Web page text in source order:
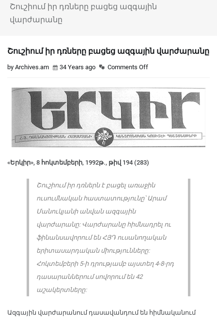
Շուշիում իր դռները բացեց ազգային
վարժարանը
Շուշիում իր դռները բացեց ազգային վարժարանը
by Archives.am 34 Years ago Comments Off
«Երկիր», 8 հոկտեմբերի, 1992թ., թիվ 194 (283)
Շուշիում իր դռներն է բացել առաջին
ուսումնական հաստատությունը՝ Արամ
Մանուկյանի անվան ազգային
վարժարանը: Վարժարանը հիմնադրել ու
ֆինանսավորում են ՀՅԴ ուսանողական
երիտասարդական միությունները:
Հոկտեմբերի 5-ի դրությամբ այստեղ 4-8-րդ
դասարաններում սովորում են 42
աշակերտները:
Ազգային վարժարանում դասավանդում են հիմնականում